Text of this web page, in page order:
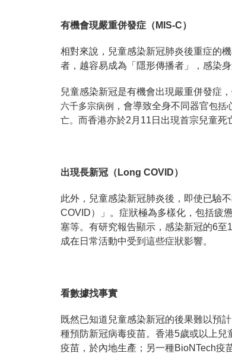
有機會現嚴重併發症（ MIS-C）
相對來說，兒童感染新冠肺炎後重症的
者，越容易成為「隱形傳播者」，感染身
兒童感染新冠是有機會出現嚴重併發症
六千多宗病例
，會導致全身不同器官包括
亡。 而香港亦於2月11 日出現首宗兒童死
出現長新冠（Long COVID）
此外，兒童感染新冠肺炎後，即使已驗
COVID）」。症狀極為多樣化，包括疲
塞等。有研究報告顯示，感染新冠的6
成在日常活動中受到這些症狀影響。
看數據找事實
既然已知道兒童感染新冠的後果難以預
種預防新冠病毒疫苗。香港5歲或以上
疫苗，於內地生產；另一種BioNTech疫